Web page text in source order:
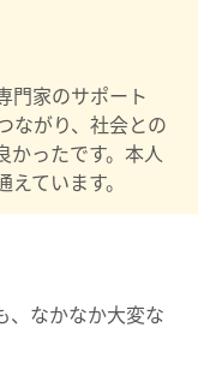
門家のサポート
ながり、社会との
かったです。本人
ています。
、なかなか大変な